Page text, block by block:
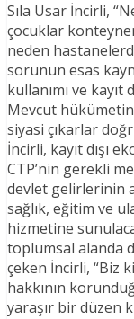
Sıla Usar İncirli,
çocuklar
neden
sorunun esas
kullanımı ve
Mevcut hükümetin
siyasi çıkarlar
İncirli, kayıt dışı
CTP’nin gerekli
devlet gelirlerinin
sağlık, eğitim ve
hizmetine
toplumsal alanda
çeken İncirli, “Biz
hakkının
yaraşır bir düzen